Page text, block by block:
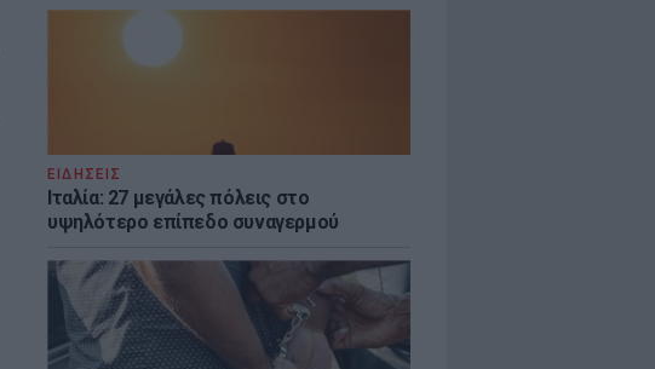
ΕΙΔΗΣΕΙΣ
Ιταλία: 27 μεγάλες πόλεις στο
υψηλότερο επίπεδο συναγερμού